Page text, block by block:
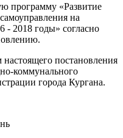
программу «Развитие
на
- 2018 годы» согласно
постановления
коммунального
города Кургана.